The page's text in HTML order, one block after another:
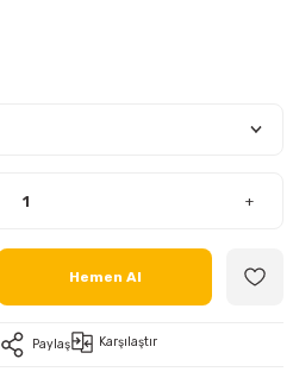
+
Hemen Al
Paylaş Karşılaştır